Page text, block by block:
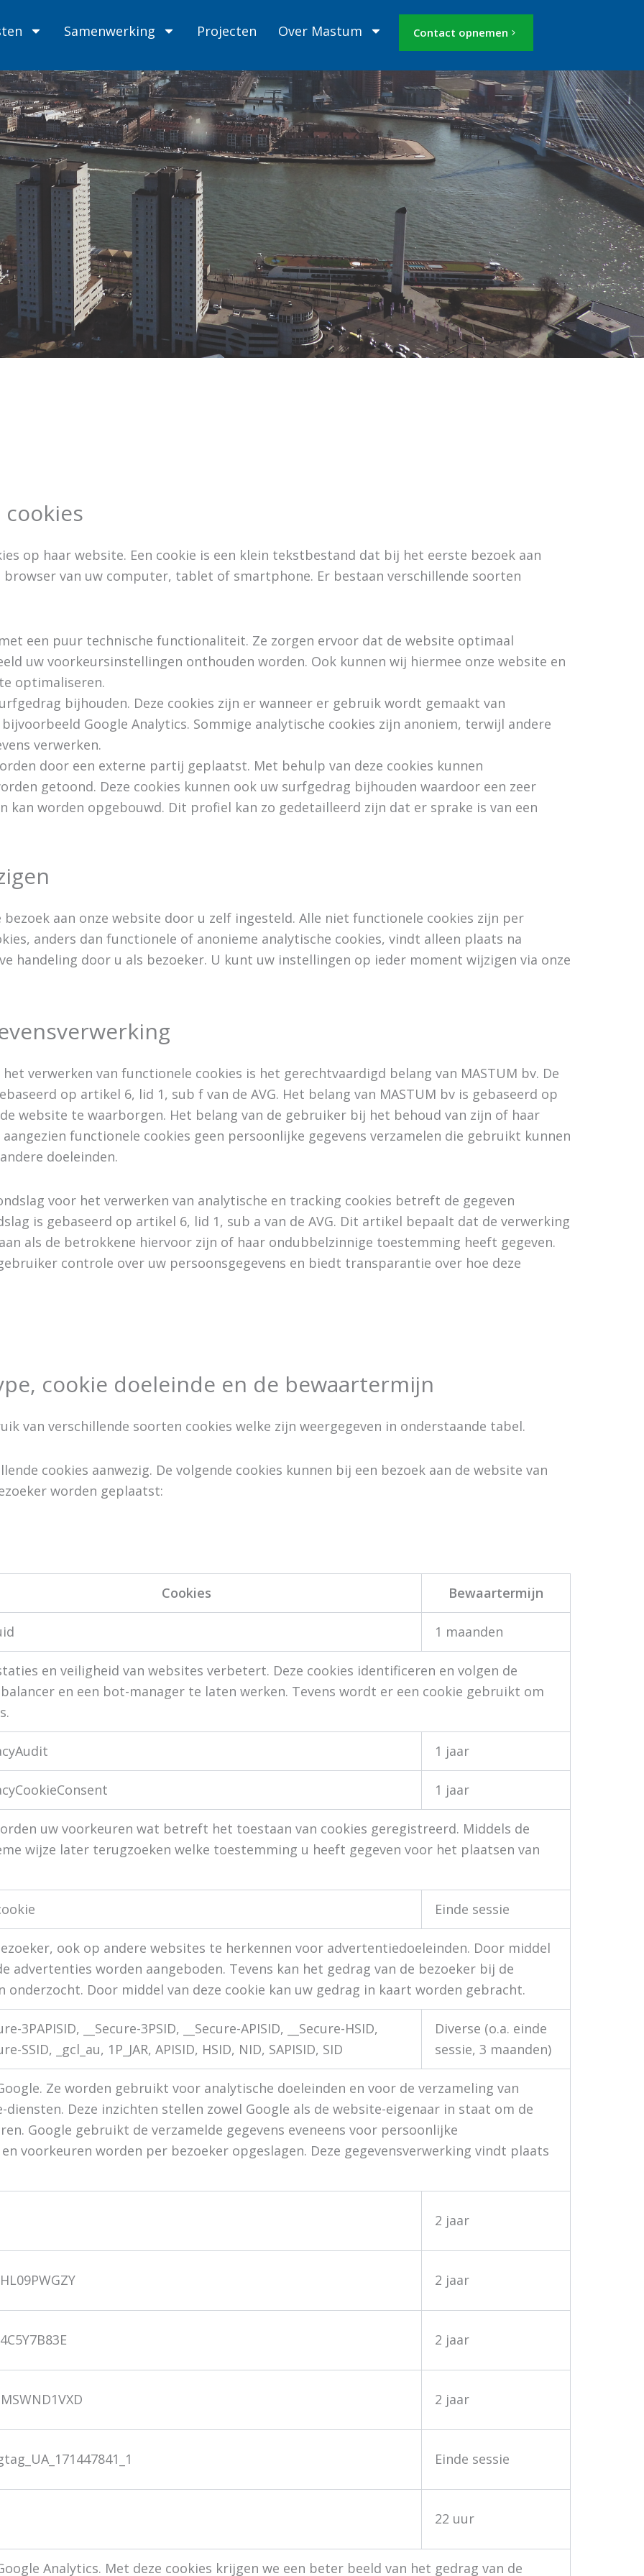
Samenwerking Projecten Over Mastum Contact opnemen
op haar website. Een cookie is een klein tekstbestand dat bij het eerste bezoek aan
van uw computer, tablet of smartphone. Er bestaan verschillende soorten
een puur technische functionaliteit. Ze zorgen ervoor dat de website optimaal
uw voorkeursinstellingen onthouden worden. Ook kunnen wij hiermee onze website en
optimaliseren.
bijhouden. Deze cookies zijn er wanneer er gebruik wordt gemaakt van
Google Analytics. Sommige analytische cookies zijn anoniem, terwijl andere
verwerken.
door een externe partij geplaatst. Met behulp van deze cookies kunnen
getoond. Deze cookies kunnen ook uw surfgedrag bijhouden waardoor een zeer
kan worden opgebouwd. Dit profiel kan zo gedetailleerd zijn dat er sprake is van een
aan onze website door u zelf ingesteld. Alle niet functionele cookies zijn per
anders dan functionele of anonieme analytische cookies, vindt alleen plaats na
handeling door u als bezoeker. U kunt uw instellingen op ieder moment wijzigen via onze
verwerken van functionele cookies is het gerechtvaardigd belang van MASTUM bv. De
op artikel 6, lid 1, sub f van de AVG. Het belang van MASTUM bv is gebaseerd op
website te waarborgen. Het belang van de gebruiker bij het behoud van zijn of haar
functionele cookies geen persoonlijke gegevens verzamelen die gebruikt kunnen
doeleinden.
voor het verwerken van analytische en tracking cookies betreft de gegeven
is gebaseerd op artikel 6, lid 1, sub a van de AVG. Dit artikel bepaalt dat de verwerking
als de betrokkene hiervoor zijn of haar ondubbelzinnige toestemming heeft gegeven.
controle over uw persoonsgegevens en biedt transparantie over hoe deze
cookie doeleinde en de bewaartermijn
van verschillende soorten cookies welke zijn weergegeven in onderstaande tabel.
cookies aanwezig. De volgende cookies kunnen bij een bezoek aan de website van
worden geplaatst:
Cookies Bewaartermijn
1 maanden
en veiligheid van websites verbetert. Deze cookies identificeren en volgen de
en een bot-manager te laten werken. Tevens wordt er een cookie gebruikt om
1 jaar
1 jaar
uw voorkeuren wat betreft het toestaan van cookies geregistreerd. Middels de
wijze later terugzoeken welke toestemming u heeft gegeven voor het plaatsen van
Einde sessie
ook op andere websites te herkennen voor advertentiedoeleinden. Door middel
advertenties worden aangeboden. Tevens kan het gedrag van de bezoeker bij de
Door middel van deze cookie kan uw gedrag in kaart worden gebracht.
3PAPISID, __Secure-3PSID, __Secure-APISID, __Secure-HSID,
SSID, _gcl_au, 1P_JAR, APISID, HSID, NID, SAPISID, SID
Diverse (o.a. einde
sessie, 3 maanden)
Ze worden gebruikt voor analytische doeleinden en voor de verzameling van
Deze inzichten stellen zowel Google als de website-eigenaar in staat om de
Google gebruikt de verzamelde gegevens eveneens voor persoonlijke
voorkeuren worden per bezoeker opgeslagen. Deze gegevensverwerking vindt plaats
2 jaar
2 jaar
2 jaar
2 jaar
Einde sessie
22 uur
Analytics. Met deze cookies krijgen we een beter beeld van het gedrag van de